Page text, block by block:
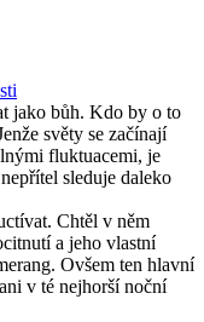
jako bůh. Kdo by o to
světy se začínají
fluktuacemi, je
sleduje daleko
Chtěl v něm
a jeho vlastní
Ovšem ten hlavní
v té nejhorší noční